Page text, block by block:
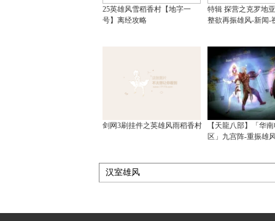
25英雄风雪稻香村【地字一
号】离经攻略
特辑 探营之克罗地
整欲再振雄风-新闻-
剑网3刷挂件之英雄风雨稻香村
【天龍八部】「华
区」九宫阵-重振雄